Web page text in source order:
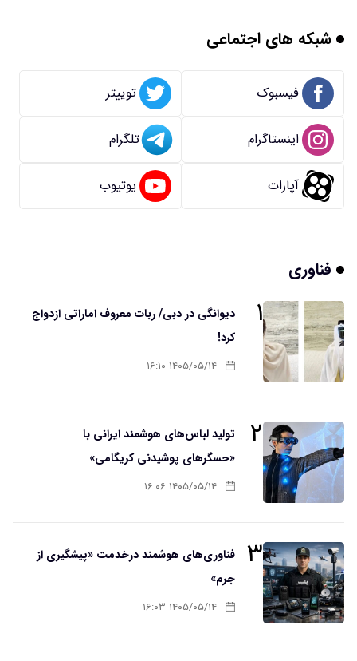
شبکه های اجتماعی
فیسبوک توییتر
اینستاگرام تلگرام
آپارات یوتیوب
فناوری
۱
دیوانگی در دبی/ ربات معروف اماراتی ازدواج
کرد!
۱۴۰۵/۰۵/۱۴ ۱۶:۱۰
۲
تولید لباس‌های هوشمند ایرانی با
«حسگرهای پوشیدنی کریگامی»
۱۴۰۵/۰۵/۱۴ ۱۶:۰۶
۳
فناوری‌های هوشمند درخدمت «پیشگیری از
جرم»
۱۴۰۵/۰۵/۱۴ ۱۶:۰۳